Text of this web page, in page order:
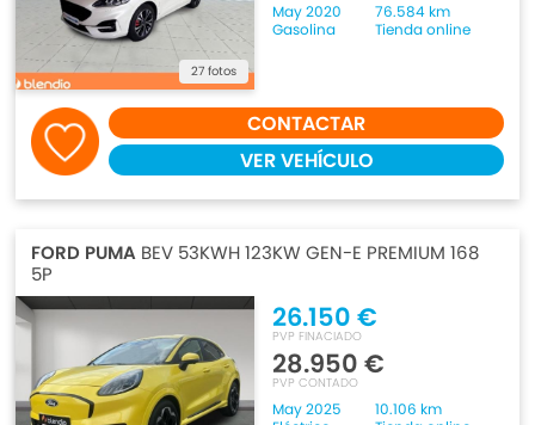
27 fotos
May 2020
76.584 km
Gasolina
Tienda online
CONTACTAR
VER VEHÍCULO
FORD PUMA BEV 53KWH 123KW GEN-E PREMIUM 168
5P
26.150 €
PVP FINACIADO
28.950 €
PVP CONTADO
May 2025
10.106 km